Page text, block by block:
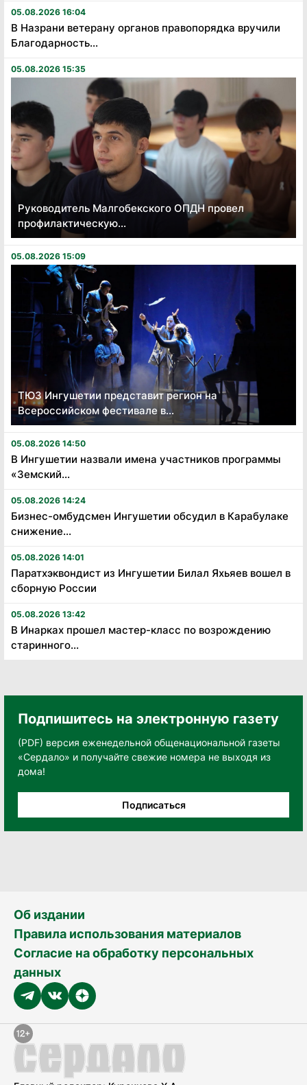
05.08.2026 16:04
В Назрани ветерану органов правопорядка вручили
Благодарность...
05.08.2026 15:35
Руководитель Малгобекского ОПДН провел
профилактическую...
05.08.2026 15:09
ТЮЗ Ингушетии представит регион на
Всероссийском фестивале в...
05.08.2026 14:50
В Ингушетии назвали имена участников программы
«Земский...
05.08.2026 14:24
Бизнес-омбудсмен Ингушетии обсудил в Карабулаке
снижение...
05.08.2026 14:01
Паратхэквондист из Ингушетии Билал Яхьяев вошел в
сборную России
05.08.2026 13:42
В Инарках прошел мастер-класс по возрождению
старинного...
Подпишитесь на электронную газету
(PDF) версия еженедельной общенациональной газеты
«Сердало» и получайте свежие номера не выходя из
дома!
Подписаться
Об издании
Правила использования материалов
Согласие на обработку персональных
данных